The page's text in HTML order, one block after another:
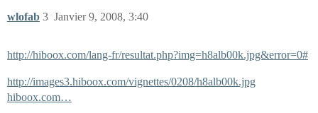
wlofab Janvier 9, 2008, 3:40
3
http://hiboox.com/lang-fr/resultat.php?img=h8alb00k.jpg&error=0#
http://images3.hiboox.com/vignettes/0208/h8alb00k.jpg
hiboox.com…